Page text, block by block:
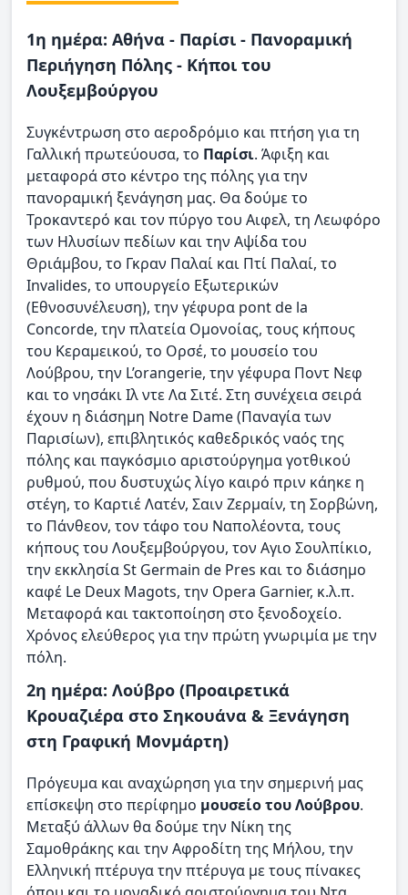
1η ημέρα: Aθήνα - Παρίσι - Πανοραμική
Περιήγηση Πόλης - Κήποι του
Λουξεμβούργου
Συγκέντρωση στο αεροδρόμιο και πτήση για τη
Γαλλική πρωτεύουσα, το Παρίσι. Άφιξη και
μεταφορά στο κέντρο της πόλης για την
πανοραμική ξενάγηση μας. Θα δούμε το
Τροκαντερό και τον πύργο του Αιφελ, τη Λεωφόρο
των Ηλυσίων πεδίων και την Αψίδα του
Θριάμβου, το Γκραν Παλαί και Πτί Παλαί, το
Invalides, το υπουργείο Εξωτερικών
(Εθνοσυνέλευση), την γέφυρα pont de la
Concorde, την πλατεία Ομονοίας, τους κήπους
του Κεραμεικού, το Ορσέ, το μουσείο του
Λούβρου, την L’orangerie, την γέφυρα Ποντ Νεφ
και το νησάκι Ιλ ντε Λα Σιτέ. Στη συνέχεια σειρά
έχουν η διάσημη Notre Dame (Παναγία των
Παρισίων), επιβλητικός καθεδρικός ναός της
πόλης και παγκόσμιο αριστούργημα γοτθικού
ρυθμού, που δυστυχώς λίγο καιρό πριν κάηκε η
στέγη, το Καρτιέ Λατέν, Σαιν Ζερμαίν, τη Σορβώνη,
το Πάνθεον, τον τάφο του Ναπολέοντα, τους
κήπους του Λουξεμβούργου, τον Αγιο Σουλπίκιο,
την εκκλησία St Germain de Pres και το διάσημο
καφέ Le Deux Magots, την Opera Garnier, κ.λ.π.
Μεταφορά και τακτοποίηση στο ξενοδοχείο.
Χρόνος ελεύθερος για την πρώτη γνωριμία με την
πόλη.
2η ημέρα: Λούβρο (Προαιρετικά
Κρουαζιέρα στο Σηκουάνα & Ξενάγηση
στη Γραφική Μονμάρτη)
Πρόγευμα και αναχώρηση για την σημερινή μας
επίσκεψη στο περίφημο μουσείο του Λούβρου.
Μεταξύ άλλων θα δούμε την Νίκη της
Σαμοθράκης και την Αφροδίτη της Μήλου, την
Ελληνική πτέρυγα την πτέρυγα με τους πίνακες